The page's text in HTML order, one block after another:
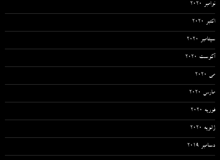
نوامبر 2020
اکتبر 2020
سپتامبر 2020
آگوست 2020
می 2020
مارس 2020
فوریه 2020
ژانویه 2020
دسامبر 2019